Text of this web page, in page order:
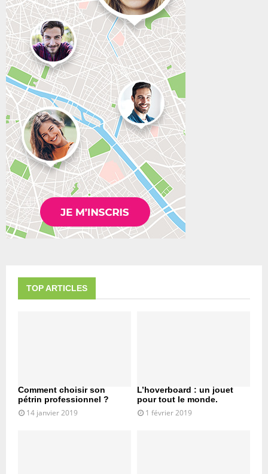
TOP ARTICLES
Comment choisir son
pétrin professionnel ?
14 janvier 2019
L’hoverboard : un jouet
pour tout le monde.
1 février 2019